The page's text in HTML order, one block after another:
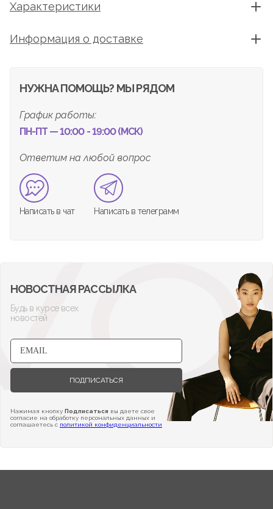
Характеристики
Информация о доставке
НУЖНА ПОМОЩЬ? МЫ РЯДОМ
График работы:
ПН-ПТ — 10:00 - 19:00 (МСК)
Ответим на любой вопрос
Написать в чат Написать в телеграмм
НОВОСТНАЯ РАССЫЛКА
Будь в курсе всех
новостей
ПОДПИСАТЬСЯ
Нажимая кнопку Подписаться вы даете свое
согласие на обработку персональных данных и
соглашаетесь с политикой конфиденциальности